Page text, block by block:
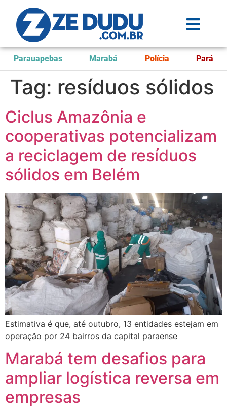
Parauapebas Marabá Polícia Pará
Tag: resíduos sólidos
Ciclus Amazônia e
cooperativas potencializam
a reciclagem de resíduos
sólidos em Belém
Estimativa é que, até outubro, 13 entidades estejam em
operação por 24 bairros da capital paraense
Marabá tem desafios para
ampliar logística reversa em
empresas